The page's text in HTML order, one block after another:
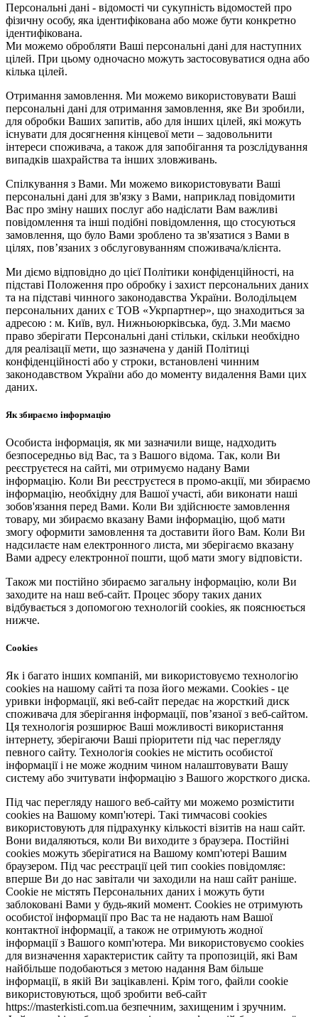
Персональні дані - відомості чи сукупність відомостей про
фізичну особу, яка ідентифікована або може бути конкретно
ідентифікована.
Ми можемо обробляти Ваші персональні дані для наступних
цілей. При цьому одночасно можуть застосовуватися одна або
кілька цілей.
Отримання замовлення. Ми можемо використовувати Ваші
персональні дані для отримання замовлення, яке Ви зробили,
для обробки Ваших запитів, або для інших цілей, які можуть
існувати для досягнення кінцевої мети – задовольнити
інтереси споживача, а також для запобігання та розслідування
випадків шахрайства та інших зловживань.
Спілкування з Вами. Ми можемо використовувати Ваші
персональні дані для зв'язку з Вами, наприклад повідомити
Вас про зміну наших послуг або надіслати Вам важливі
повідомлення та інші подібні повідомлення, що стосуються
замовлення, що було Вами зроблено та зв'язатися з Вами в
цілях, пов’язаних з обслуговуванням споживача/клієнта.
Ми діємо відповідно до цієї Політики конфіденційності, на
підставі Положення про обробку і захист персональних даних
та на підставі чинного законодавства України. Володільцем
персональних даних є ТОВ «Укрпартнер», що знаходиться за
адресою : м. Київ, вул. Нижньоюркiвська, буд. 3.Ми маємо
право зберігати Персональні дані стільки, скільки необхідно
для реалізації мети, що зазначена у даній Політиці
конфіденційності або у строки, встановлені чинним
законодавством України або до моменту видалення Вами цих
даних.
Як збираємо інформацію
Особиста інформація, як ми зазначили вище, надходить
безпосередньо від Вас, та з Вашого відома. Так, коли Ви
реєструєтеся на сайті, ми отримуємо надану Вами
інформацію. Коли Ви реєструєтеся в промо-акції, ми збираємо
інформацію, необхідну для Вашої участі, аби виконати наші
зобов'язання перед Вами. Коли Ви здійснюєте замовлення
товару, ми збираємо вказану Вами інформацію, щоб мати
змогу оформити замовлення та доставити його Вам. Коли Ви
надсилаєте нам електронного листа, ми зберігаємо вказану
Вами адресу електронної пошти, щоб мати змогу відповісти.
Також ми постійно збираємо загальну інформацію, коли Ви
заходите на наш веб-сайт. Процес збору таких даних
відбувається з допомогою технологій cookies, як пояснюється
нижче.
Cookies
Як і багато інших компаній, ми використовуємо технологію
cookies на нашому сайті та поза його межами. Cookies - це
уривки інформації, які веб-сайт передає на жорсткий диск
споживача для зберігання інформації, пов’язаної з веб-сайтом.
Ця технологія розширює Ваші можливості використання
інтернету, зберігаючи Ваші пріоритети під час перегляду
певного сайту. Технологія cookies не містить особистої
інформації і не може жодним чином налаштовувати Вашу
систему або зчитувати інформацію з Вашого жорсткого диска.
Під час перегляду нашого веб-сайту ми можемо розмістити
cookies на Вашому комп'ютері. Такі тимчасові cookies
використовують для підрахунку кількості візитів на наш сайт.
Вони видаляються, коли Ви виходите з браузера. Постійні
cookies можуть зберігатися на Вашому комп'ютері Вашим
браузером. Під час реєстрації цей тип cookies повідомляє:
вперше Ви до нас завітали чи заходили на наш сайт раніше.
Cookie не містять Персональних даних і можуть бути
заблоковані Вами у будь-який момент. Сookies не отримують
особистої інформації про Вас та не надають нам Вашої
контактної інформації, а також не отримують жодної
інформації з Вашого комп'ютера. Ми використовуємо cookies
для визначення характеристик сайту та пропозицій, які Вам
найбільше подобаються з метою надання Вам більше
інформації, в якій Ви зацікавлені. Крім того, файли cookie
використовуються, щоб зробити веб-сайт
https://masterkisti.com.ua безпечним, захищеним і зручним.